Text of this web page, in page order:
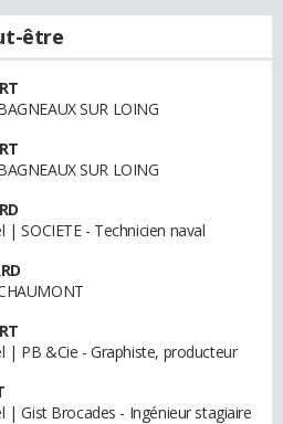
être
SUR LOING
SUR LOING
SOCIETE - Technicien naval
| PB &Cie - Graphiste, producteur
| Gist Brocades - Ingénieur stagiaire